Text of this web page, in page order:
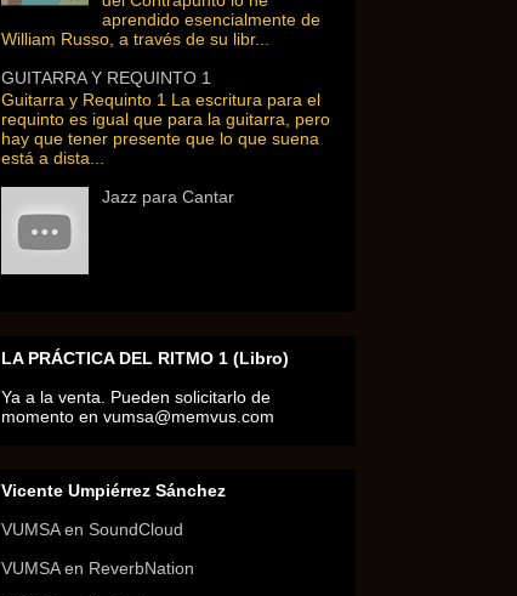
aprendido esencialmente de
William Russo, a través de su libr...
GUITARRA Y REQUINTO 1
Guitarra y Requinto 1 La escritura para el
requinto es igual que para la guitarra, pero
hay que tener presente que lo que suena
está a dista...
Jazz para Cantar
LA PRÁCTICA DEL RITMO 1 (Libro)
Ya a la venta. Pueden solicitarlo de
momento en vumsa@memvus.com
Vicente Umpiérrez Sánchez
VUMSA en SoundCloud
VUMSA en ReverbNation